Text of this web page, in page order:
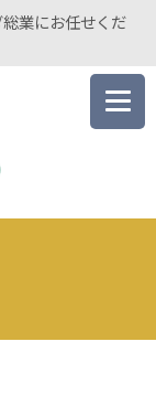
業にお任せくだ